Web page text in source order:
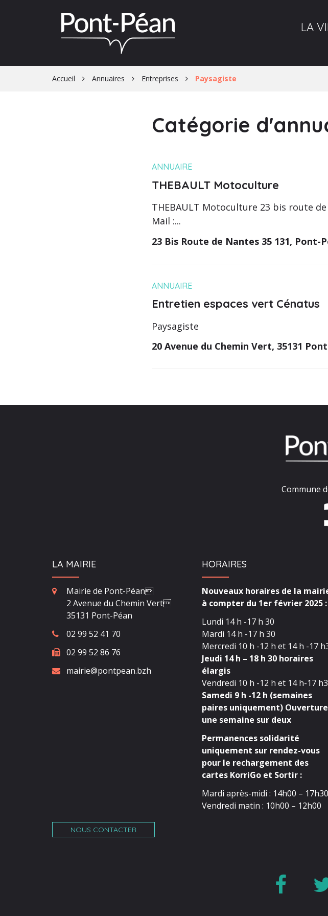
LA
Accueil Annuaires Entreprises Paysagiste
Catégorie
ANNUAIRE
THEBAULT Motoculture
THEBAULT Motoculture 23 bis route
Mail :...
23 Bis Route de Nantes 35 131, Pont-
ANNUAIRE
Entretien espaces vert Cénatus
Paysagiste
20 Avenue du Chemin Vert, 35131
Commune
LA MAIRIE
Mairie de Pont-Péan
2 Avenue du Chemin Vert
35131 Pont-Péan
02 99 52 41 70
02 99 52 86 76
mairie@pontpean.bzh
NOUS CONTACTER
HORAIRES
Nouveaux horaires de la
à compter du 1er février 2025 :
Lundi 14 h -17 h 30
Mardi 14 h -17 h 30
Mercredi 10 h -12 h et 14 h -17
Jeudi 14 h – 18 h 30 horaires
élargis
Vendredi 10 h -12 h et 14 h-17
Samedi 9 h -12 h (semaines
paires uniquement) Ouverture
une semaine sur deux
Permanences solidarité
uniquement sur rendez-vous
pour le rechargement des
cartes KorriGo et Sortir :
Mardi après-midi : 14h00 – 17h30
Vendredi matin : 10h00 – 12h00